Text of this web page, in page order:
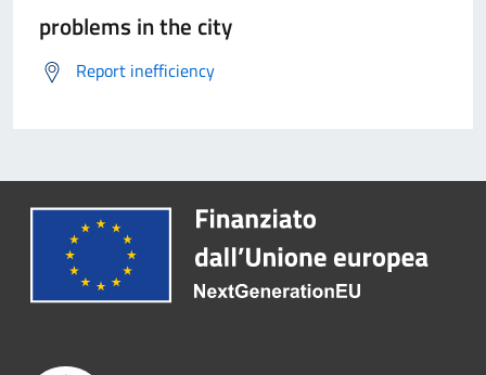
problems in the city
Report inefficiency